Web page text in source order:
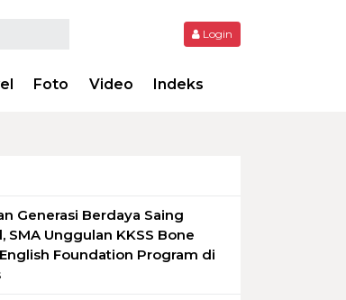
Login
Foto Video Indeks
Generasi Berdaya Saing
SMA Unggulan KKSS Bone
Foundation Program di